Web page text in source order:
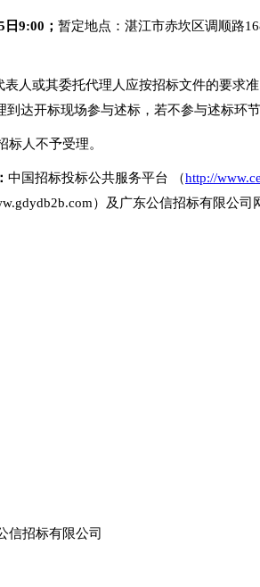
日9:00； 暂定地点：湛江市赤坎区调顺路
人或其委托代理人应按招标文件的要求
达开标现场参与述标，若不参与述标环
人不予受理。
中国招标投标公共服务平台 （http://
）及广东公信招标有限公司
信招标有限公司